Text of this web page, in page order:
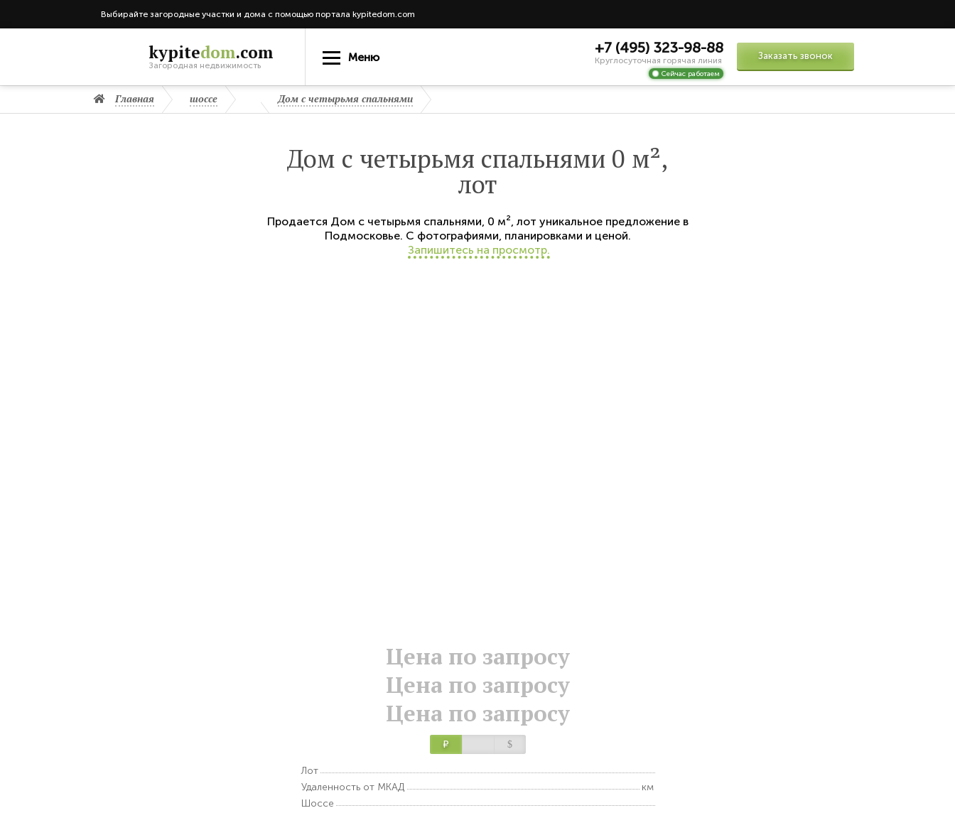
Выбирайте загородные участки и дома с помощью портала kypitedom.com
kypitedom.com
Загородная недвижимость
Меню
+7 (495) 323-98-88
Круглосуточная горячая линия
Сейчас работаем
Заказать звонок
Главная шоссе Дом с четырьмя спальнями
Дом с четырьмя спальнями 0 м²,
лот
Продается Дом с четырьмя спальнями, 0 м², лот уникальное предложение в
Подмосковье. С фотографиями, планировками и ценой.
Запишитесь на просмотр.
Цена по запросу
Цена по запросу
Цена по запросу
Р $
Лот
Удаленность от МКАД
км
Шоссе